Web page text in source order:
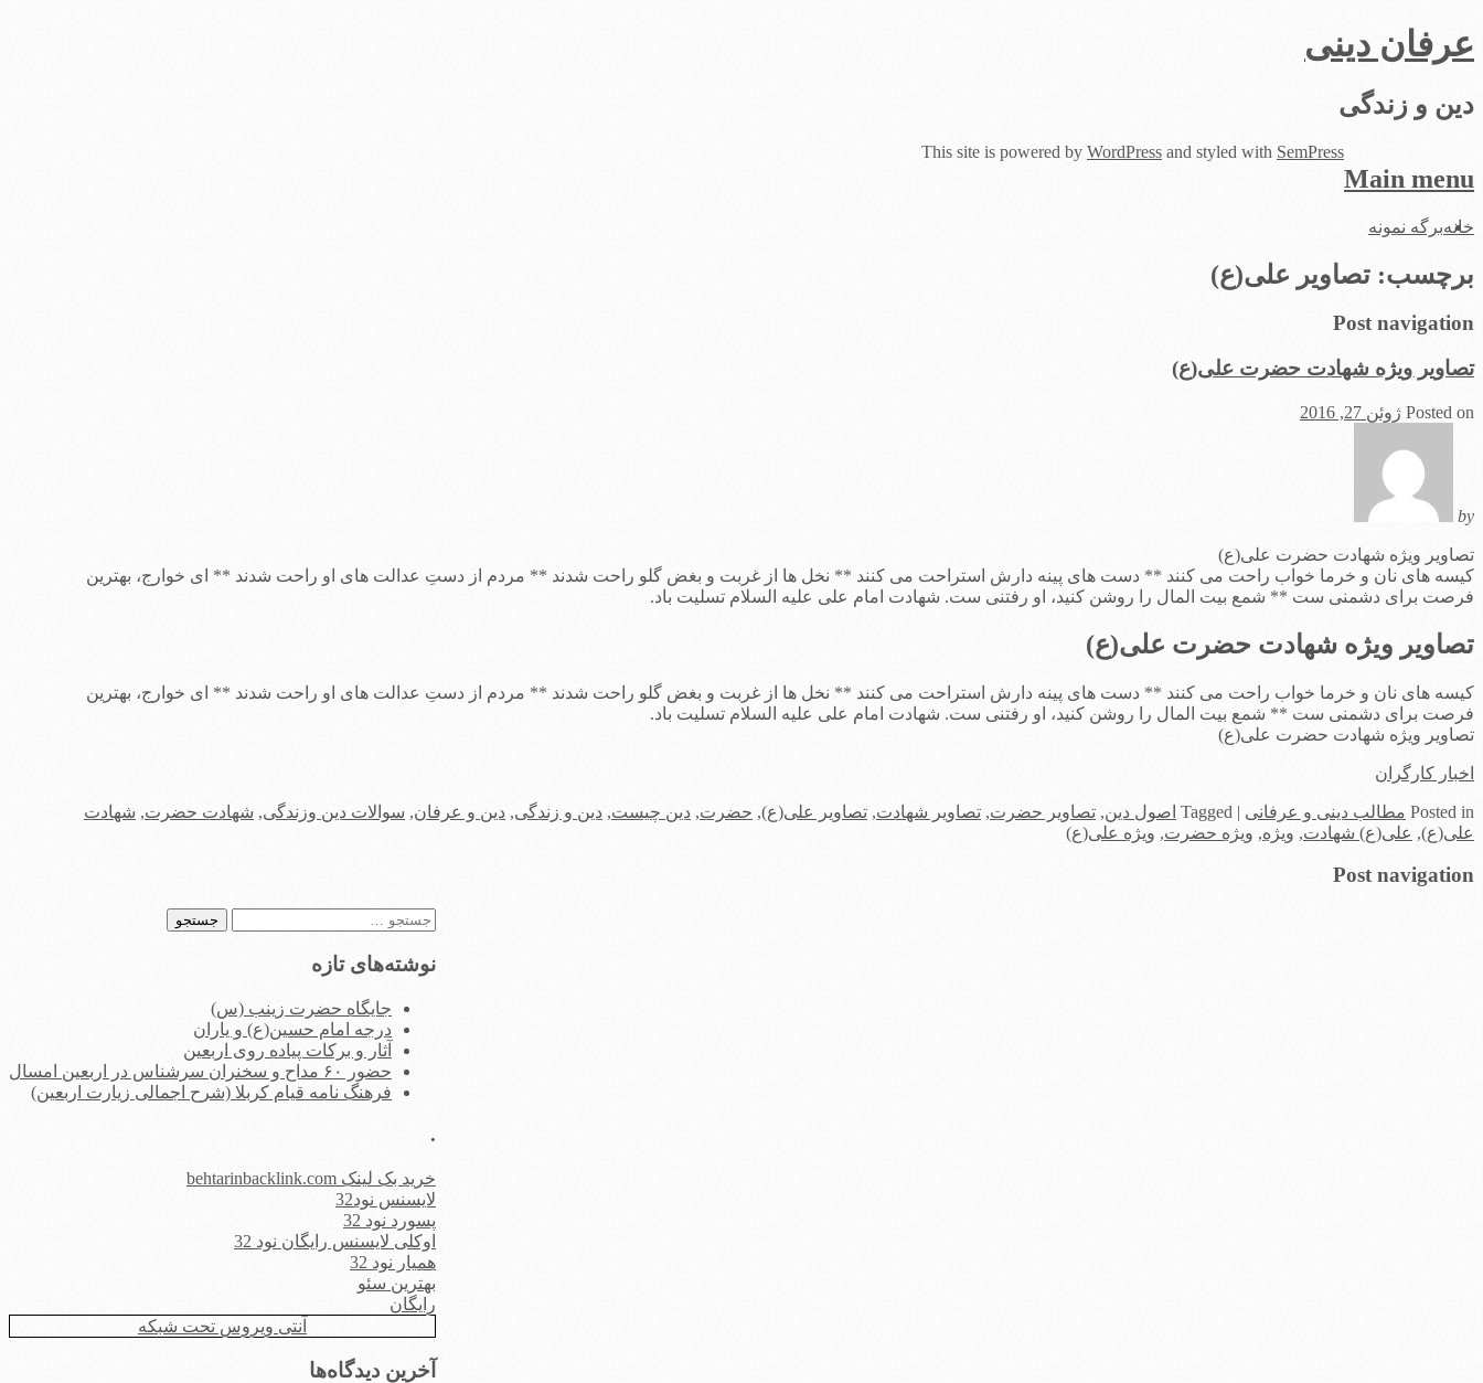
عرفان دینی
دین و زندگی
Main menu
Skip
خانهبرگه نمونه
برچسب: تصاویر علی(ع)
Post navigation
تصاویر ویژه شهادت حضرت علی(ع)
Posted on ژوئن 27, 2016
by
تصاویر ویژه شهادت حضرت علی(ع)
کیسه های نان و خرما خواب راحت می کنند ** دست های پینه دارش استراحت می کنند ** نخل ها از غربت و بغض گلو راحت شدند ** مردم از دستِ عدالت های او راحت شدند ** ای خوارج، بهترین
فرصت برای دشمنی ست ** شمع بیت المال را روشن کنید، او رفتنی ست. شهادت امام علی علیه السلام تسلیت باد.
تصاویر ویژه شهادت حضرت علی(ع)
کیسه های نان و خرما خواب راحت می کنند ** دست های پینه دارش استراحت می کنند ** نخل ها از غربت و بغض گلو راحت شدند ** مردم از دستِ عدالت های او راحت شدند ** ای خوارج، بهترین
فرصت برای دشمنی ست ** شمع بیت المال را روشن کنید، او رفتنی ست. شهادت امام علی علیه السلام تسلیت باد.
تصاویر ویژه شهادت حضرت علی(ع)
اخبار کارگران
Posted in مطالب دینی و عرفانی |
Tagged اصول دین, تصاویر حضرت, تصاویر شهادت, تصاویر علی(ع), حضرت, دین چیست, دین و زندگی, دین و عرفان, سوالات دین وزندگی, شهادت حضرت, شهادت
علی(ع), علی(ع) شهادت, ویژه, ویژه حضرت, ویژه علی(ع)
Post navigation
جستجو
نوشته‌های تازه
جایگاه حضرت زینب (س)
درجه امام حسین(ع) و یاران
آثار و برکات پیاده روی اربعین
حضور ۶۰ مداح و سخنران سرشناس در اربعین امسال
فرهنگ نامه قیام کربلا (شرح اجمالی زیارت اربعین)
.
خرید بک لینک behtarinbacklink.com
لایسنس نود32
پسورد نود 32
اوکلی لایسنس رایگان نود 32
همیار نود 32
بهترین سئو
رایگان
آنتی ویروس تحت شبکه
آخرین دیدگاه‌ها
This site is powered by WordPress and styled with SemPress